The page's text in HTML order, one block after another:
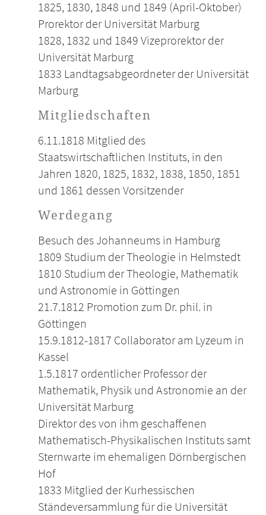
1825, 1830, 1848 und 1849 (April-Oktober)
Prorektor der Universität Marburg
1828, 1832 und 1849 Vizeprorektor der
Universität Marburg
1833 Landtagsabgeordneter der Universität
Marburg
Mitgliedschaften
6.11.1818 Mitglied des
Staatswirtschaftlichen Instituts, in den
Jahren 1820, 1825, 1832, 1838, 1850, 1851
und 1861 dessen Vorsitzender
Werdegang
Besuch des Johanneums in Hamburg
1809 Studium der Theologie in Helmstedt
1810 Studium der Theologie, Mathematik
und Astronomie in Göttingen
21.7.1812 Promotion zum Dr. phil. in
Göttingen
15.9.1812-1817 Collaborator am Lyzeum in
Kassel
1.5.1817 ordentlicher Professor der
Mathematik, Physik und Astronomie an der
Universität Marburg
Direktor des von ihm geschaffenen
Mathematisch-Physikalischen Instituts samt
Sternwarte im ehemaligen Dörnbergischen
Hof
1833 Mitglied der Kurhessischen
Ständeversammlung für die Universität